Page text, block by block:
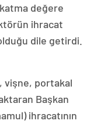
değere
ihracat
dile getirdi.
vişne, portakal
Başkan
ihracatının